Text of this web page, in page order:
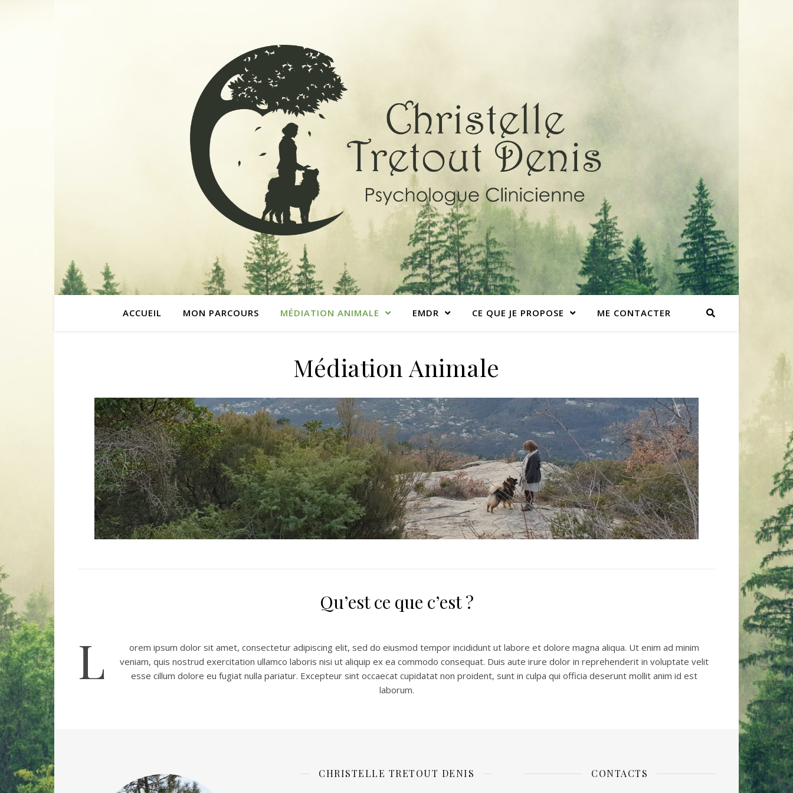
ACCUEIL MON PARCOURS MÉDIATION ANIMALE EMDR CE QUE JE PROPOSE ME CONTACTER
Médiation Animale
Qu’est ce que c’est ?
L
orem ipsum dolor sit amet, consectetur adipiscing elit, sed do eiusmod tempor incididunt ut labore et dolore magna aliqua. Ut enim ad minim
veniam, quis nostrud exercitation ullamco laboris nisi ut aliquip ex ea commodo consequat. Duis aute irure dolor in reprehenderit in voluptate velit
esse cillum dolore eu fugiat nulla pariatur. Excepteur sint occaecat cupidatat non proident, sunt in culpa qui officia deserunt mollit anim id est
laborum.
CHRISTELLE TRETOUT DENIS CONTACTS